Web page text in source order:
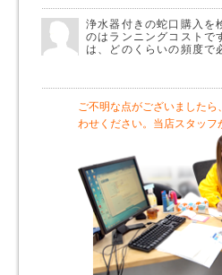
浄水器付きの蛇口購入を
のはランニングコストで
は、どのくらいの頻度で
ご不明な点がございましたら
わせください。当店スタッフ